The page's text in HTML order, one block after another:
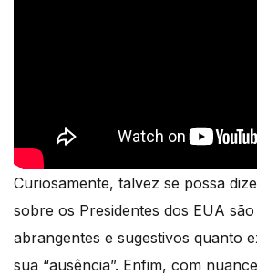
Curiosamente, talvez se possa
sobre os Presidentes dos EUA
abrangentes e sugestivos quanto
sua “ausência”. Enfim, com